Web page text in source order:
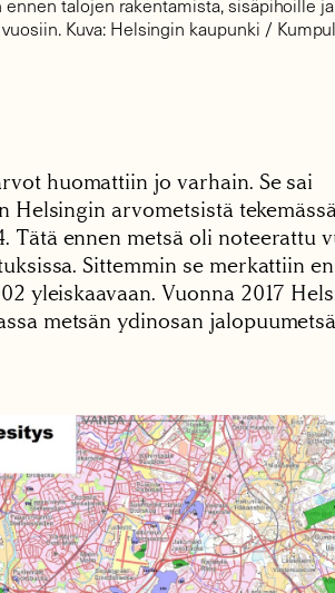
Kuva: Helsingin kaupunki /
huomattiin jo varhain. Se sai
arvometsistä
Tätä ennen metsä oli noteerattu
Sittemmin se merkattiin
yleiskaavaan. Vuonna 2017
metsän ydinosan